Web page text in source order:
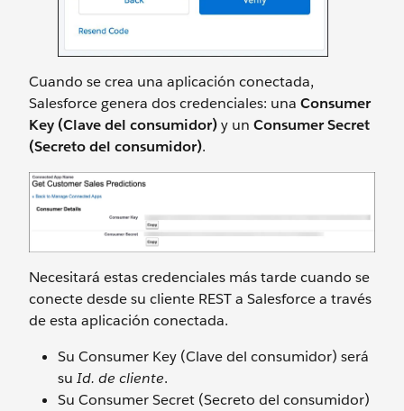
Cuando se crea una aplicación conectada,
Salesforce genera dos credenciales: una Consumer
Key (Clave del consumidor)y un Consumer Secret
(Secreto del consumidor).
Necesitará estas credenciales más tarde cuando se
conecte desde su cliente REST a Salesforce a través
de esta aplicación conectada.
Su Consumer Key (Clave del consumidor) será
su Id. de cliente.
Su Consumer Secret (Secreto del consumidor)